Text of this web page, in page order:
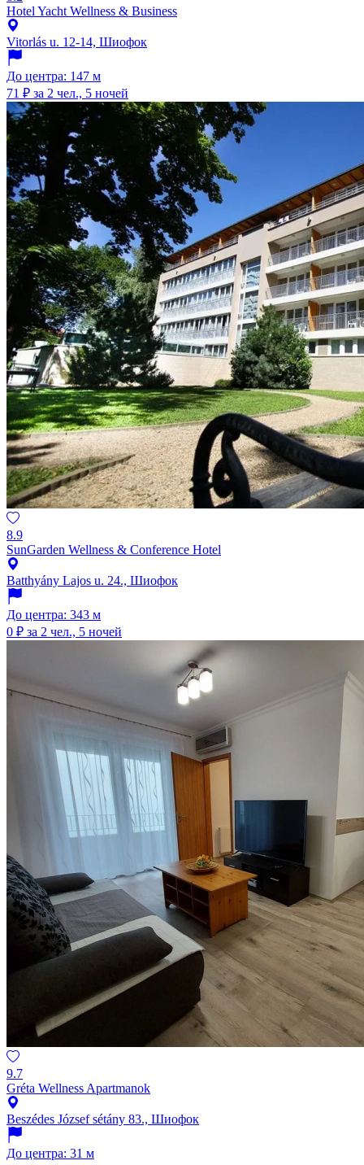
Hotel Yacht Wellness & Business
Vitorlás u. 12-14, Шиофок
До центра: 147 м
71 ₽ за 2 чел., 5 ночей
8.9
SunGarden Wellness & Conference Hotel
Batthyány Lajos u. 24., Шиофок
До центра: 343 м
0 ₽ за 2 чел., 5 ночей
9.7
Gréta Wellness Apartmanok
Beszédes József sétány 83., Шиофок
До центра: 31 м